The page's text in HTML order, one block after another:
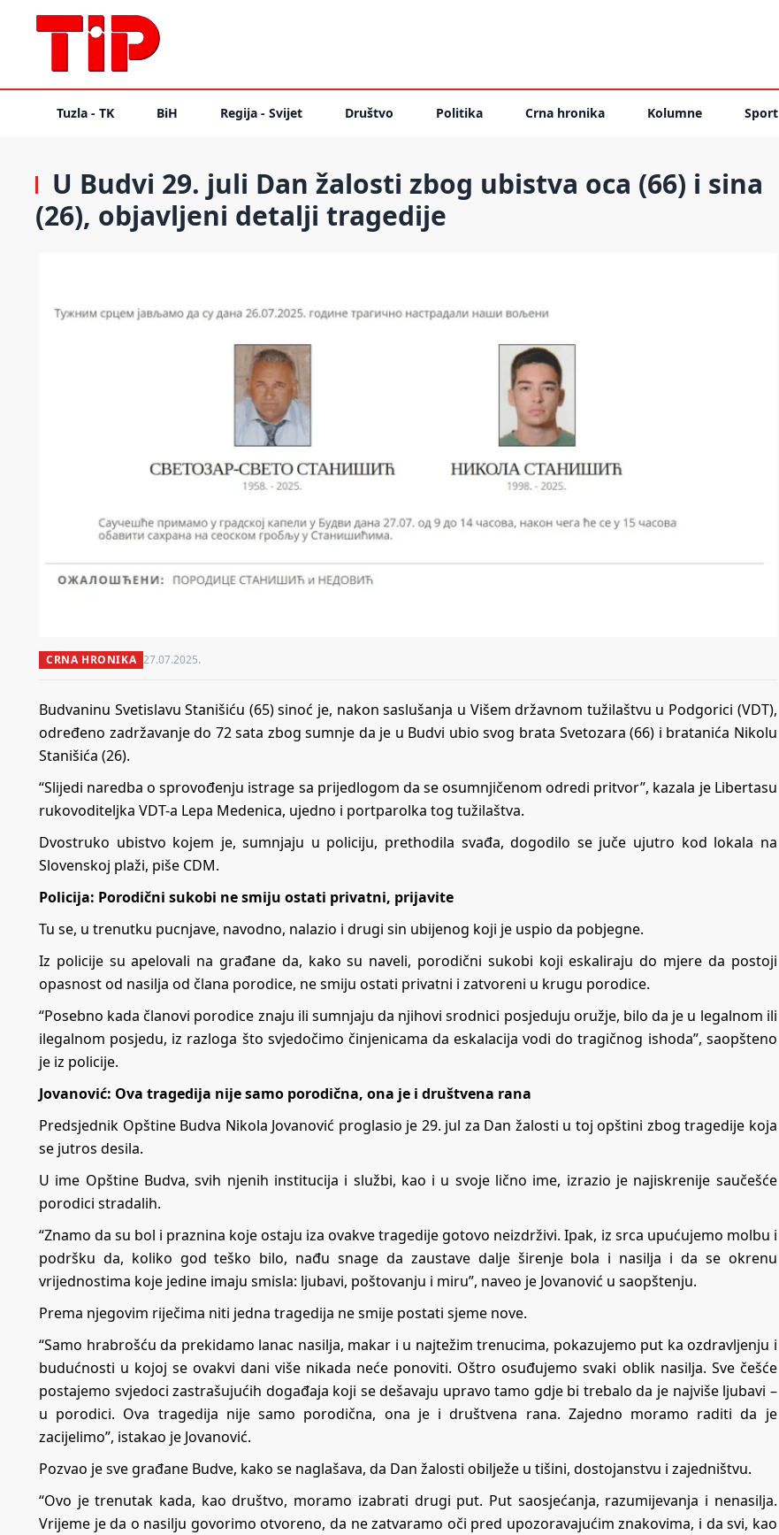
Tuzla - TK BiH Regija - Svijet Društvo Politika Crna hronika Kolumne Sport
U Budvi 29. juli Dan žalosti zbog ubistva oca (66) i sina
(26), objavljeni detalji tragedije
CRNA HRONIKA 27.07.2025.
Budvaninu Svetislavu Stanišiću (65) sinoć je, nakon saslušanja u Višem državnom tužilaštvu u Podgorici (VDT),
određeno zadržavanje do 72 sata zbog sumnje da je u Budvi ubio svog brata Svetozara (66) i bratanića Nikolu
Stanišića (26).
“Slijedi naredba o sprovođenju istrage sa prijedlogom da se osumnjičenom odredi pritvor”, kazala je Libertasu
rukovoditeljka VDT-a Lepa Medenica, ujedno i portparolka tog tužilaštva.
Dvostruko ubistvo kojem je, sumnjaju u policiju, prethodila svađa, dogodilo se juče ujutro kod lokala na
Slovenskoj plaži, piše CDM.
Policija: Porodični sukobi ne smiju ostati privatni, prijavite
Tu se, u trenutku pucnjave, navodno, nalazio i drugi sin ubijenog koji je uspio da pobjegne.
Iz policije su apelovali na građane da, kako su naveli, porodični sukobi koji eskaliraju do mjere da postoji
opasnost od nasilja od člana porodice, ne smiju ostati privatni i zatvoreni u krugu porodice.
“Posebno kada članovi porodice znaju ili sumnjaju da njihovi srodnici posjeduju oružje, bilo da je u legalnom ili
ilegalnom posjedu, iz razloga što svjedočimo činjenicama da eskalacija vodi do tragičnog ishoda”, saopšteno
je iz policije.
Jovanović: Ova tragedija nije samo porodična, ona je i društvena rana
Predsjednik Opštine Budva Nikola Jovanović proglasio je 29. jul za Dan žalosti u toj opštini zbog tragedije koja
se jutros desila.
U ime Opštine Budva, svih njenih institucija i službi, kao i u svoje lično ime, izrazio je najiskrenije saučešće
porodici stradalih.
“Znamo da su bol i praznina koje ostaju iza ovakve tragedije gotovo neizdrživi. Ipak, iz srca upućujemo molbu i
podršku da, koliko god teško bilo, nađu snage da zaustave dalje širenje bola i nasilja i da se okrenu
vrijednostima koje jedine imaju smisla: ljubavi, poštovanju i miru”, naveo je Jovanović u saopštenju.
Prema njegovim riječima niti jedna tragedija ne smije postati sjeme nove.
“Samo hrabrošću da prekidamo lanac nasilja, makar i u najtežim trenucima, pokazujemo put ka ozdravljenju i
budućnosti u kojoj se ovakvi dani više nikada neće ponoviti. Oštro osuđujemo svaki oblik nasilja. Sve češće
postajemo svjedoci zastrašujućih događaja koji se dešavaju upravo tamo gdje bi trebalo da je najviše ljubavi –
u porodici. Ova tragedija nije samo porodična, ona je i društvena rana. Zajedno moramo raditi da je
zacijelimo”, istakao je Jovanović.
Pozvao je sve građane Budve, kako se naglašava, da Dan žalosti obilježe u tišini, dostojanstvu i zajedništvu.
“Ovo je trenutak kada, kao društvo, moramo izabrati drugi put. Put saosjećanja, razumijevanja i nenasilja.
Vrijeme je da o nasilju govorimo otvoreno, da ne zatvaramo oči pred upozoravajućim znakovima, i da svi, kao